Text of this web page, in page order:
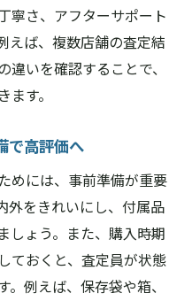
寧さ、アフターサポート
えば、複数店舗の査定結
いを確認することで、
す。
で高評価へ
めには、事前準備が重要
外をきれいにし、付属品
しょう。また、購入時期
ておくと、査定員が状態
例えば、保存袋や箱、